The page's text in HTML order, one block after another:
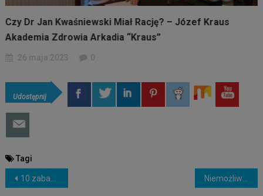
Czy Dr Jan Kwaśniewski Miał Rację? – Józef Kraus
Akademia Zdrowia Arkadia “Kraus”
26 maja 2023
Udostępnij
Tagi
NAWIGACJA
WPISU
10 zabawnych żon i dziewczyn, które wygrywają w związku